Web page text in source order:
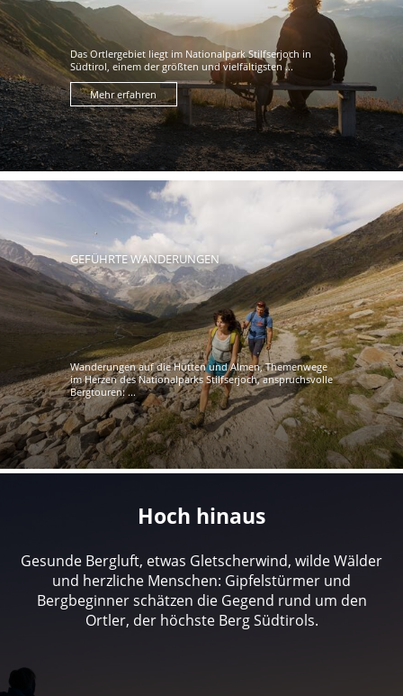
Das Ortlergebiet liegt im Nationalpark Stilfserjoch in
Südtirol, einem der größten und vielfältigsten ...
Mehr erfahren
GEFÜHRTE WANDERUNGEN
Wanderungen auf die Hütten und Almen, Themenwege
im Herzen des Nationalparks Stilfserjoch, anspruchsvolle
Bergtouren: ...
Hoch hinaus
Gesunde Bergluft, etwas Gletscherwind, wilde Wälder
und herzliche Menschen: Gipfelstürmer und
Bergbeginner schätzen die Gegend rund um den
Ortler, der höchste Berg Südtirols.